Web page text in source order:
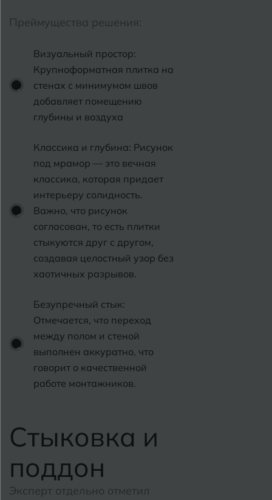
Преймущества решения:
Визуальный простор:
Крупноформатная плитка на
стенах с минимумом швов
добавляет помещению
глубины и воздуха
Классика и глубина: Рисунок
под мрамор — это вечная
классика, которая придает
интерьеру солидность.
Важно, что рисунок
согласован, то есть плитки
стыкуются друг с другом,
создавая целостный узор без
хаотичных разрывов.
Безупречный стык:
Отмечается, что переход
между полом и стеной
выполнен аккуратно, что
говорит о качественной
работе монтажников.
Стыковка и
поддон
Эксперт отдельно отметил
Ковров
Кострома
Краснодар
Курганинск
М Магнитогорск
Муром